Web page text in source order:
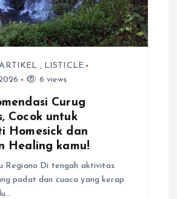
, LISTICLE
6 views
Curug
Cocok untuk
Homesick dan
Healing kamu!
Regiano Di tengah aktivitas
padat dan cuaca yang kerap